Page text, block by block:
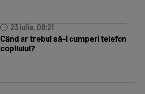
23 iulie, 08:21
Când ar trebui să-i cumperi telefon
copilului?